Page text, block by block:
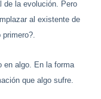
de la evolución. Pero
al existente de
en algo. En la forma
que algo sufre.